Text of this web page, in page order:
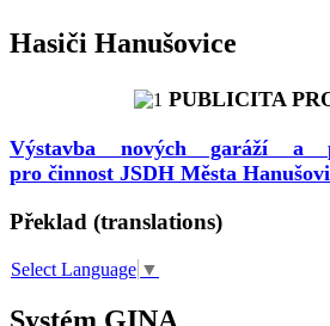
Hasiči Hanušovice
PUBLICITA
Výstavba nových garáží a
pro činnost JSDH Města
Překlad (translations)
Select Language ▼